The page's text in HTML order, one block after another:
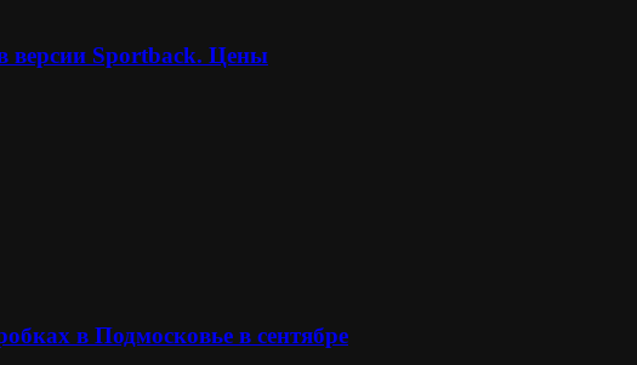
версии Sportback. Цены
в Подмосковье в сентябре